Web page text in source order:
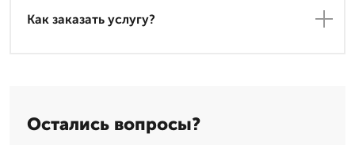
Как заказать услугу?
Остались вопросы?